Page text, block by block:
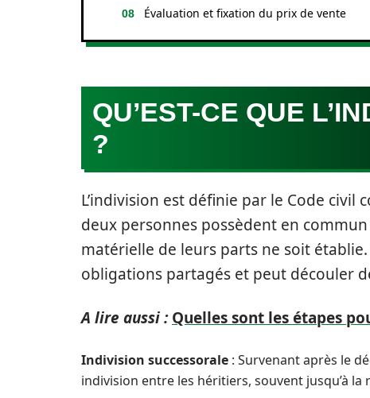
Évaluation et fixation du prix de vente
QU’EST-CE QUE
?
L’indivision est définie par le Code
deux personnes possèdent en
matérielle de leurs parts ne soit
obligations partagés et peut découler
A lire aussi : Quelles sont les étapes
Indivision successorale : Survenant après le
indivision entre les héritiers, souvent jusqu’à